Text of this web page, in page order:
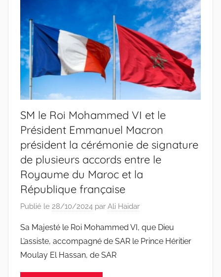
SM le Roi Mohammed VI et le
Président Emmanuel Macron
président la cérémonie de signature
de plusieurs accords entre le
Royaume du Maroc et la
République française
Publié le 28/10/2024 par Ali Haidar
Sa Majesté le Roi Mohammed VI, que Dieu
L’assiste, accompagné de SAR le Prince Héritier
Moulay El Hassan, de SAR